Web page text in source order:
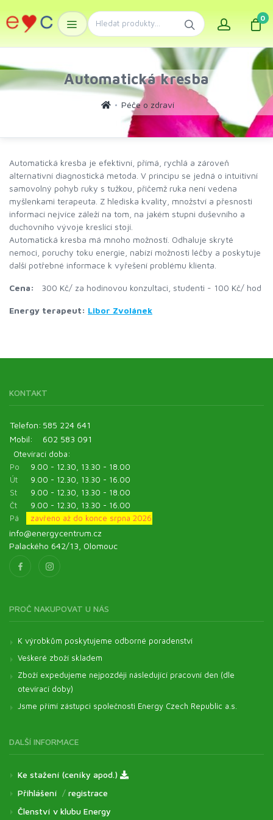
0
Automatická kresba
Péče o zdraví
Automatická kresba je efektivní, přímá, rychlá a zároveň
alternativní diagnostická metoda. V principu se jedná o intuitivní
samovolný pohyb ruky s tužkou, přičemž ruka není vedena
myšlenkami terapeuta. Z hlediska kvality, množství a přesnosti
informací nejvíce záleží na tom, na jakém stupni duševního a
duchovního vývoje kreslící stojí.
Automatická kresba má mnoho možností. Odhaluje skryté
nemoci, poruchy toku energie, nabízí možnosti léčby a poskytuje
další potřebné informace k vyřešení problému klienta.
Cena: 300 Kč/ za hodinovou konzultaci, studenti - 100 Kč/ hod
Energy terapeut: Libor Zvolánek
KONTAKT
Telefon: 585 224 641
Mobil:
602 583 091
Otevírací doba:
Po
9.00 - 12.30, 13.30 - 18.00
Út
9.00 - 12.30, 13.30 - 16.00
St
9.00 - 12.30, 13.30 - 18.00
Čt
9.00 - 12.30, 13.30 - 16.00
Pá
zavřeno až do konce srpna 2026
info@energycentrum.cz
Palackého 642/13, Olomouc
PROČ NAKUPOVAT U NÁS
K výrobkům poskytujeme odborné poradenství
Veškeré zboží skladem
Zboží expedujeme nejpozději následující pracovní den (dle
otevírací doby)
Jsme přímí zástupci společnosti Energy Czech Republic a.s.
DALŠÍ INFORMACE
Ke stažení (ceníky apod.)
Přihlášení / registrace
Členství v klubu Energy